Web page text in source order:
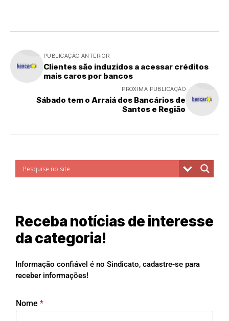
PUBLICAÇÃO ANTERIOR
Clientes são induzidos a acessar créditos
mais caros por bancos
PRÓXIMA PUBLICAÇÃO
Sábado tem o Arraiá dos Bancários de
Santos e Região
Receba notícias de interesse
da categoria!
Informação confiável é no Sindicato, cadastre-se para
receber informações!
Nome *